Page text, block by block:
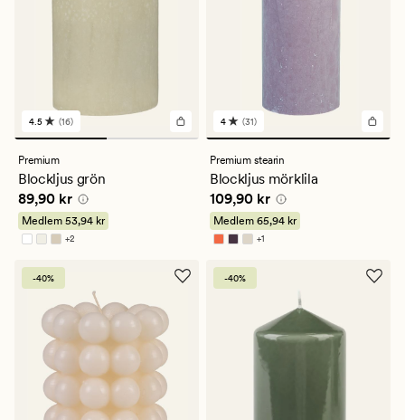
16
omdömen
med
ett
genomsnittligt
betyg
på
4.5
4.5 (16)
Premium
Blockljus grön
Pris 89,90 kr
89,90 kr
Medlem 53,94 kr
+2
Finns i fler färger
31
omdömen
med
ett
genomsnittligt
betyg
på
4
4 (31)
Premium stearin
Blockljus mörklila
Pris 109,90 kr
109,90 kr
Medlem 65,94 kr
+1Finns i fler färger
-40% -40%